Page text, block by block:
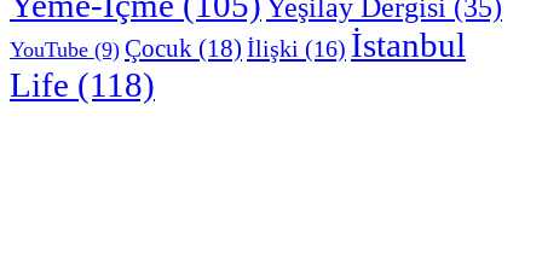
Yeşilay Dergisi (35)
YouTube (9) Çocuk (18) İlişki (16) İstanbul
Life (118)